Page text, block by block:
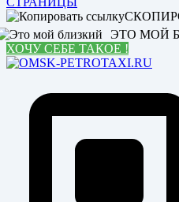
ЭТО МОЙ
ХОЧУ СЕБЕ ТАКОЕ !